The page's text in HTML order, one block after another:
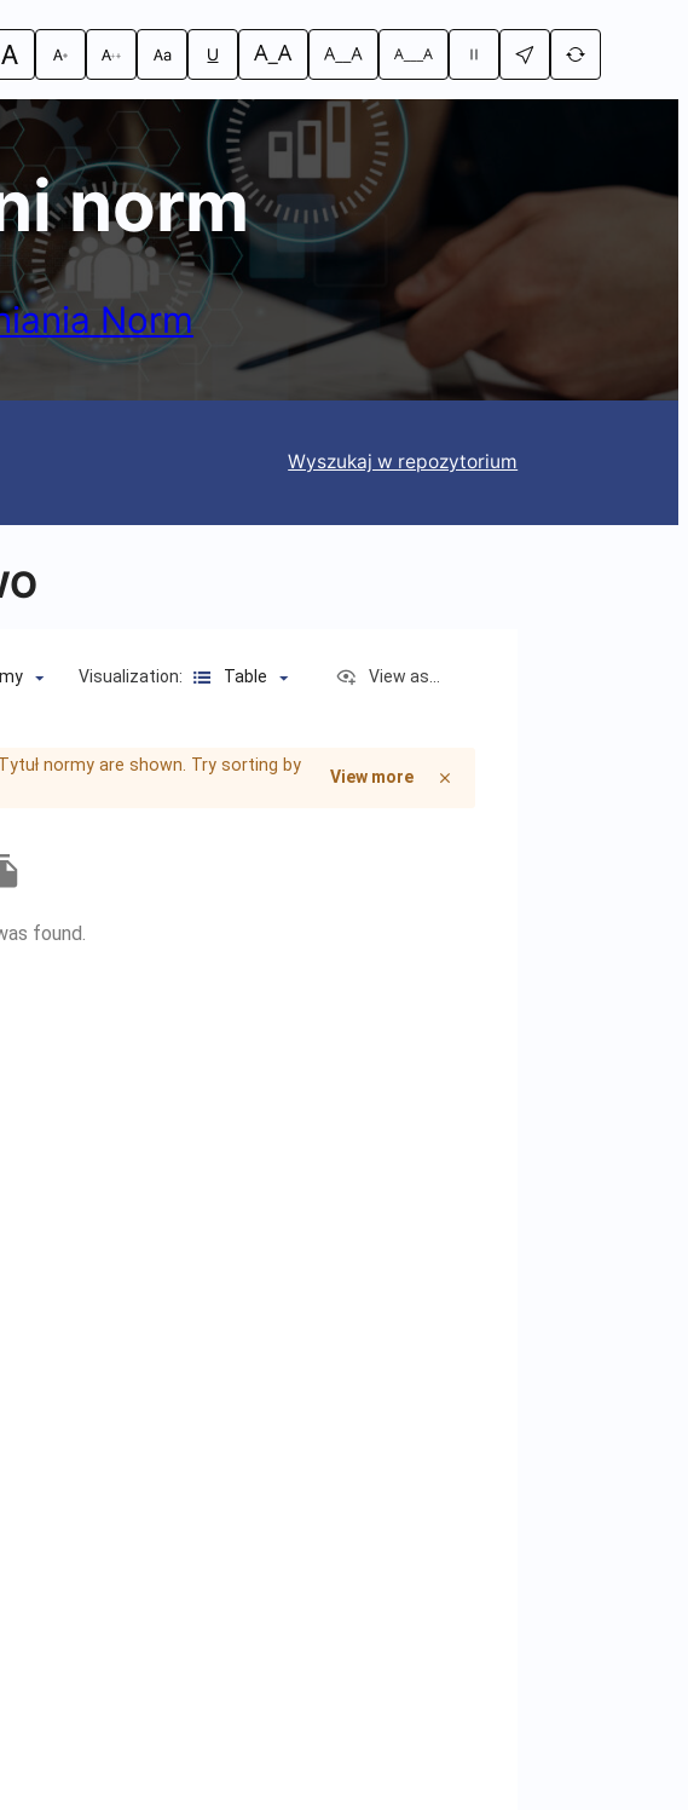
norm
Norm
Wyszukaj w repozytorium
Visualization: Table View as...
normy are shown. Try sorting by
View more
found.